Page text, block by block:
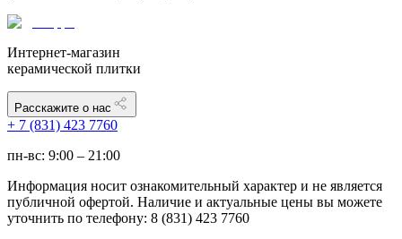
Интернет-магазин
керамической плитки
Расскажите о нас
+ 7 (831) 423 7760
пн-вс: 9:00 – 21:00
Информация носит ознакомительный характер и не является
публичной офертой. Наличие и актуальные цены вы можете
уточнить по телефону: 8 (831) 423 7760